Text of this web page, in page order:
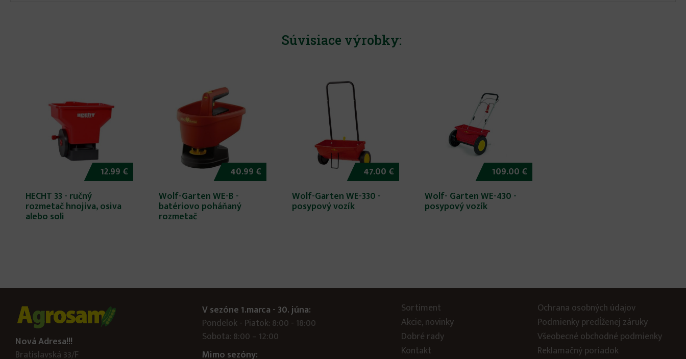
Súvisiace výrobky:
12.99 €
HECHT 33 - ručný
rozmetač hnojiva, osiva
alebo soli
40.99 €
Wolf-Garten WE-B -
batériovo poháňaný
rozmetač
47.00 €
Wolf-Garten WE-330 -
posypový vozík
109.00 €
Wolf- Garten WE-430 -
posypový vozík
Nová Adresa!!!
Bratislavská 33/F
V sezóne 1.marca - 30. júna:
Pondelok - Piatok: 8:00 - 18:00
Sobota: 8:00 – 12:00
Mimo sezóny:
Sortiment
Akcie, novinky
Dobré rady
Kontakt
Ochrana osobných údajov
Podmienky predĺženej záruky
Všeobecné obchodné podmienky
Reklamačný poriadok